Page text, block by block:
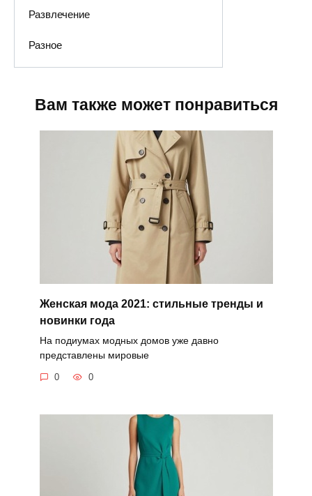
Развлечение
Разное
Вам также может понравиться
Женская мода 2021: стильные тренды и
новинки года
На подиумах модных домов уже давно
представлены мировые
0 0